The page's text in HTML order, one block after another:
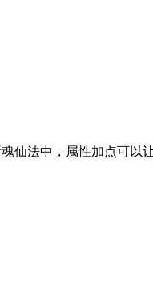
仙法中，属性加点可